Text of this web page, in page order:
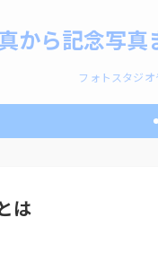
から記念写真
フォトスタジ
は